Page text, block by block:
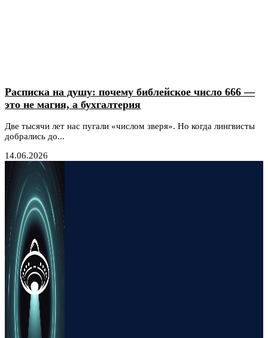
Расписка на душу: почему библейское число 666 —
это не магия, а бухгалтерия
Две тысячи лет нас пугали «числом зверя». Но когда лингвисты
добрались до...
14.06.2026